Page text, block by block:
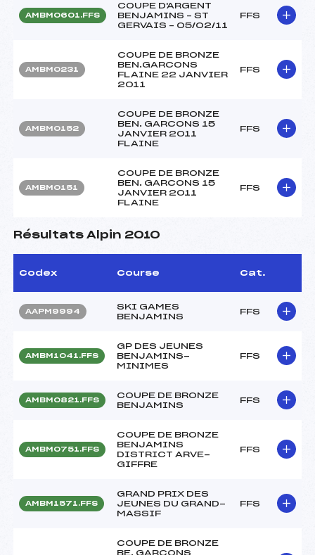
AMBM0601.FFS
COUPE D'ARGENT
BENJAMINS – ST
GERVAIS – 05/02/11
FFS
AMBM0231
COUPE DE BRONZE
BEN.GARCONS
FLAINE 22 JANVIER
2011
FFS
AMBM0152
COUPE DE BRONZE
BEN. GARCONS 15
JANVIER 2011
FLAINE
FFS
AMBM0151
COUPE DE BRONZE
BEN. GARCONS 15
JANVIER 2011
FLAINE
FFS
Résultats Alpin 2010
Codex Course Cat.
AAPM9994
SKI GAMES
BENJAMINS
FFS
AMBM1041.FFS
GP DES JEUNES
BENJAMINS-
MINIMES
FFS
AMBM0821.FFS
COUPE DE BRONZE
BENJAMINS
FFS
AMBM0751.FFS
COUPE DE BRONZE
BENJAMINS
DISTRICT ARVE-
GIFFRE
FFS
AMBM1571.FFS
GRAND PRIX DES
JEUNES DU GRAND-
MASSIF
FFS
COUPE DE BRONZE
BE. GARCONS